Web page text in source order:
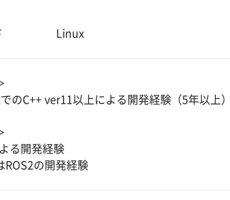
Linux
のC++ ver11以上による開発経験（5年以上）
る開発経験
ROS2の開発経験